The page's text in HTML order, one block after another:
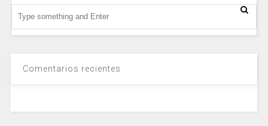
Comentarios recientes